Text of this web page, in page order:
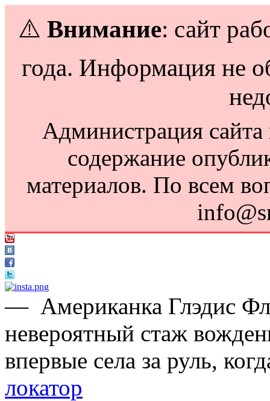
⚠️ Внимание: сайт
года. Информация не
Администрация сайта
содержание
материалов. По всем
— Американка Глэдис
невероятный стаж
впервые села за руль,
локатор